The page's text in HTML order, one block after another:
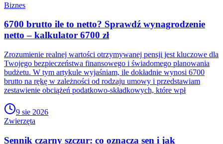
Biznes
6700 brutto ile to netto? Sprawdź wynagrodzenie
netto – kalkulator 6700 zł
Zrozumienie realnej wartości otrzymywanej pensji jest kluczowe dla
Twojego bezpieczeństwa finansowego i świadomego planowania
budżetu. W tym artykule wyjaśniam, ile dokładnie wynosi 6700
brutto na rękę w zależności od rodzaju umowy i przedstawiam
zestawienie obciążeń podatkowo-składkowych, które wpł
9 sie 2026
Zwierzęta
Sennik czarny szczur: co oznacza sen i jak